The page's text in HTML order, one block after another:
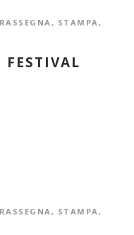
RASSEGNA, STAMPA,
RASSEGNA, STAMPA,